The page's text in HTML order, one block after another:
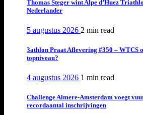
Thomas Steger wint Alpe d’Huez
Nederlander
5 augustus 2026 2 min read
3athlon Praat Aflevering #350 – WTCS
topniveau?
4 augustus 2026 1 min read
Challenge Almere-Amsterdam voegt
recordaantal inschrijvingen